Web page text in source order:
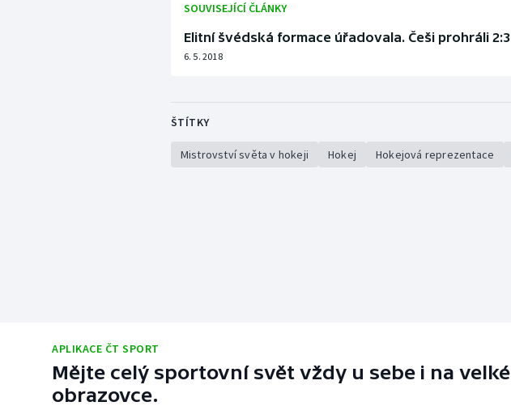
SOUVISEJÍCÍ ČLÁNKY
Elitní švédská formace úřadovala. Češi prohráli 2:3
6. 5. 2018
ŠTÍTKY
Mistrovství světa v hokeji Hokej Hokejová reprezentace
APLIKACE ČT SPORT
Mějte celý sportovní svět vždy u sebe i na velké
obrazovce.